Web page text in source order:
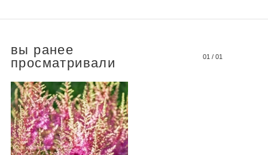
вы ранее
просматривали
01 / 01